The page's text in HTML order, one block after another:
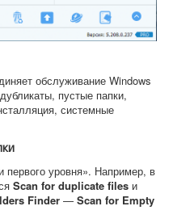
обслуживание Windows
пустые папки,
системные
уровня». Например, в
Scan for duplicate files и
Finder — Scan for Empty